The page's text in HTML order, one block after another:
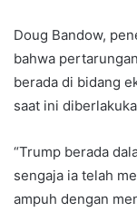
Doug Bandow,
bahwa
berada di bidang
saat ini
“Trump berada
sengaja ia telah
ampuh dengan